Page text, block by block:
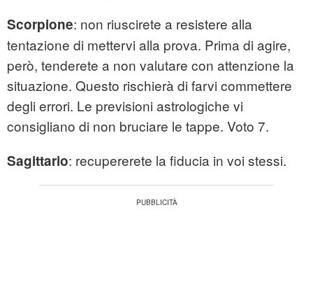
Scorpione: non riuscirete a resistere alla
tentazione di mettervi alla prova. Prima di agire,
però, tenderete a non valutare con attenzione la
situazione. Questo rischierà di farvi commettere
degli errori. Le previsioni astrologiche vi
consigliano di non bruciare le tappe. Voto 7.
Sagittario: recupererete la fiducia in voi stessi.